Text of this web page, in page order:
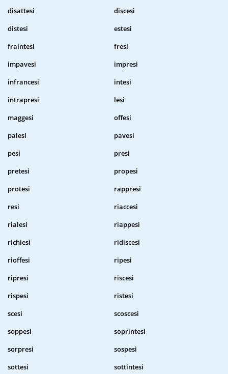
disattesi
discesi
distesi
estesi
fraintesi
fresi
impavesi
impresi
infrancesi
intesi
intrapresi
lesi
maggesi
offesi
palesi
pavesi
pesi
presi
pretesi
propesi
protesi
rappresi
resi
riaccesi
rialesi
riappesi
richiesi
ridiscesi
rioffesi
ripesi
ripresi
riscesi
rispesi
ristesi
scesi
scoscesi
soppesi
soprintesi
sorpresi
sospesi
sottesi
sottintesi